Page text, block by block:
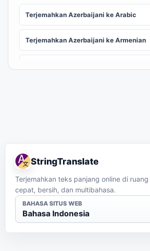
Terjemahkan Azerbaijani ke Arabic
Terjemahkan Azerbaijani ke Armenian
Terjemahkan Azerbaijani ke Bambara
Terjemahkan Azerbaijani ke Bashkir
Terjemahkan Azerbaijani ke Basque
StringTranslate
Terjemahkan teks panjang online di
cepat, bersih, dan multibahasa.
BAHASA SITUS WEB
Bahasa Indonesia